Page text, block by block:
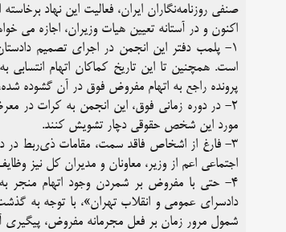
صنفی روزنامه‌نگاران ایران، فعالیت این نهاد
اکنون و در آستانه تعیین هیات وزیران، اجازه می
است. همچنین تا این تاریخ کماکان اتهام
پرونده راجع به اتهام مفروض فوق در آن گشوده
۲- در دوره زمانی فوق، این انجمن به کرات در
مورد این شخص حقوقی دچار تشویش کنند.
۳- فارغ از اشخاص فاقد سمت، مقامات ذی‌ربط در
اجتماعی اعم از وزیر، معاونان و مدیران کل نیز
۴- حتی با مفروض بر شمردن وجود اتهام منجر
شمول مرور زمان بر فعل مجرمانه مفروض، پیگیری